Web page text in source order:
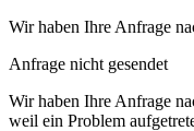
Wir haben Ihre Anfrage
Anfrage nicht gesendet
Wir haben Ihre Anfrage
weil ein Problem